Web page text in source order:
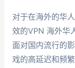
对于在海外的华
效的VPN 海外华
面对国内流行的
戏的高延迟和频